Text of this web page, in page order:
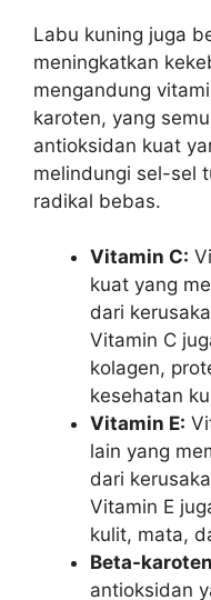
Labu kuning juga
meningkatkan
mengandung
karoten, yang
antioksidan kuat
melindungi sel-sel
radikal bebas.
Vitamin C:
kuat yang
dari
Vitamin C
kolagen,
kesehatan
Vitamin E:
lain yang
dari
Vitamin E
kulit, mata,
Beta-
antioksidan